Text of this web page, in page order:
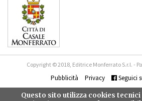
Copyright © 2018, Editrice Monferrato S.r.l. -
Pubblicità Privacy Seguici
Questo sito utilizza cookies